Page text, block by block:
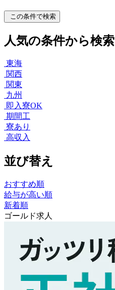
この条件で検索
人気の条件から検索
東海
関西
関東
九州
即入寮OK
期間工
寮あり
高収入
並び替え
おすすめ順
給与が高い順
新着順
ゴールド求人